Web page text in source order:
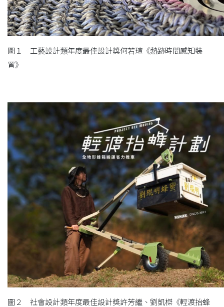
圖１ 工藝設計類年度最佳設計獎何若瑄《熱跡時間感知裝
置》
圖２ 社會設計類年度最佳設計獎許芳繼、劉凱榤《輕渡抬蜂